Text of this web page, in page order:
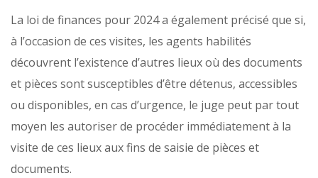
La loi de finances pour 2024 a également précisé que si,
à l’occasion de ces visites, les agents habilités
découvrent l’existence d’autres lieux où des documents
et pièces sont susceptibles d’être détenus, accessibles
ou disponibles, en cas d’urgence, le juge peut par tout
moyen les autoriser de procéder immédiatement à la
visite de ces lieux aux fins de saisie de pièces et
documents.